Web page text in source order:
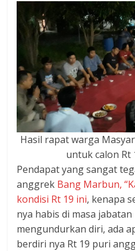
Hasil rapat warga
untuk calon Rt
Pendapat yang sangat
anggrek Bang Marbun,
kondisi Rt 19 ini, kenapa
nya habis di masa jabatan
mengundurkan diri, ada
berdiri nya Rt 19 puri